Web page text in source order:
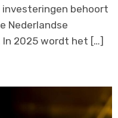
investeringen behoort
Nederlandse
2025 wordt het […]